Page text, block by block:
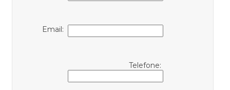
Email:
Telefone: